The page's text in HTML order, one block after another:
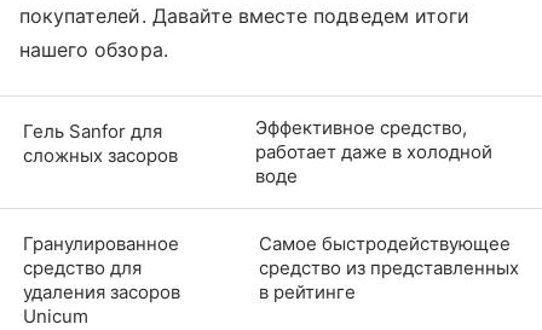
покупателей. Давайте вместе подведем итоги
нашего обзора.
Гель Sanfor для
сложных засоров
Эффективное средство,
работает даже в холодной
воде
Гранулированное
средство для
удаления засоров
Unicum
Самое быстродействующее
средство из представленных
в рейтинге